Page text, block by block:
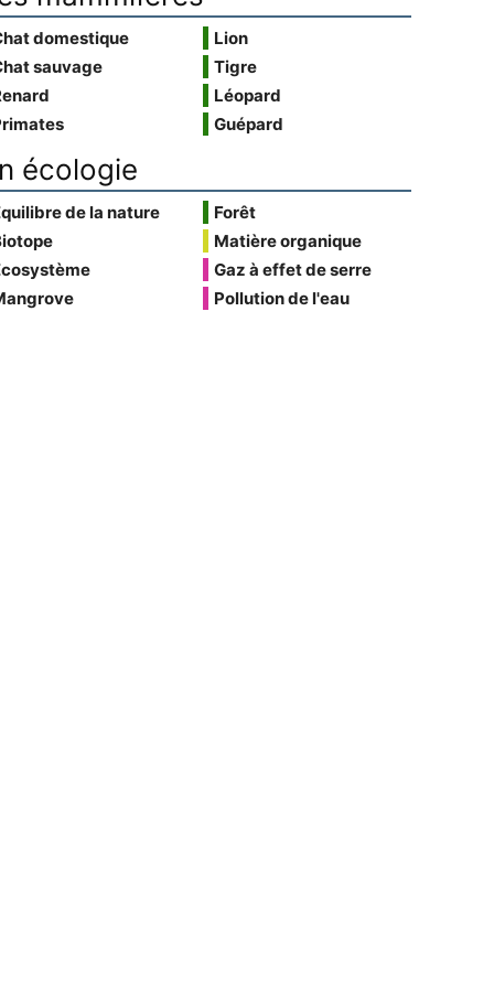
domestique
sauvage
Lion
Tigre
Léopard
Guépard
écologie
de la nature
Forêt
Matière organique
Gaz à effet de serre
Pollution de l'eau